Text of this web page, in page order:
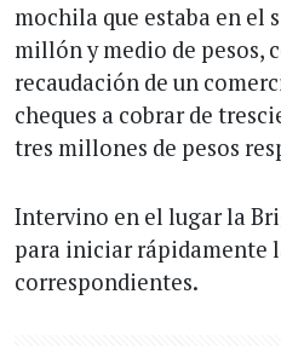
mochila que estaba en el
millón y medio de pesos,
recaudación de un
cheques a cobrar de
tres millones de pesos
Intervino en el lugar la
para iniciar rápidamente
correspondientes.